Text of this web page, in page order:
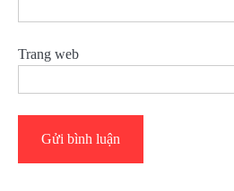
Trang web